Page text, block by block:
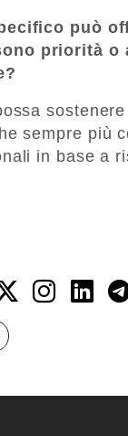
può
priorità
sempre più
in base a